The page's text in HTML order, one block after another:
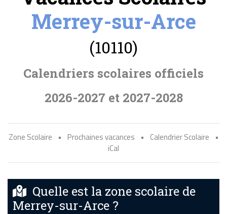
Merrey-sur-Arce
(10110)
Calendriers scolaires officiels
2026-2027 et 2027-2028
Zone Scolaire • Prochaines vacances • Calendrier Scolaire
•
iCal
Quelle est la zone scolaire de
Merrey-sur-Arce ?